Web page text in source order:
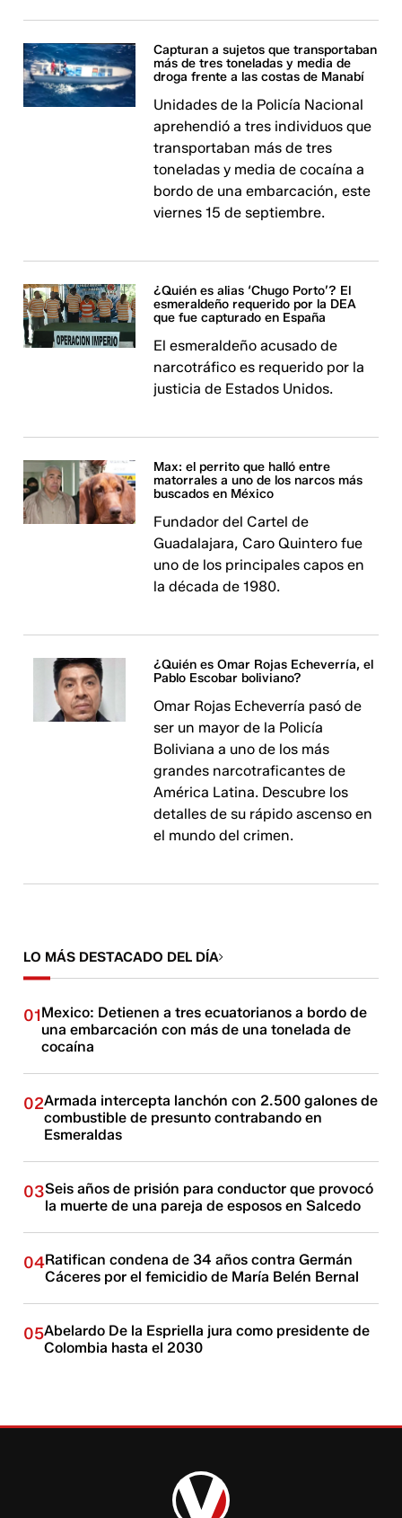
Capturan a sujetos que transportaban
más de tres toneladas y media de
droga frente a las costas de Manabí
Unidades de la Policía Nacional
aprehendió a tres individuos que
transportaban más de tres
toneladas y media de cocaína a
bordo de una embarcación, este
viernes 15 de septiembre.
¿Quién es alias ‘Chugo Porto’? El
esmeraldeño requerido por la DEA
que fue capturado en España
El esmeraldeño acusado de
narcotráfico es requerido por la
justicia de Estados Unidos.
Max: el perrito que halló entre
matorrales a uno de los narcos más
buscados en México
Fundador del Cartel de
Guadalajara, Caro Quintero fue
uno de los principales capos en
la década de 1980.
¿Quién es Omar Rojas Echeverría, el
Pablo Escobar boliviano?
Omar Rojas Echeverría pasó de
ser un mayor de la Policía
Boliviana a uno de los más
grandes narcotraficantes de
América Latina. Descubre los
detalles de su rápido ascenso en
el mundo del crimen.
LO MÁS DESTACADO DEL DÍA
01Mexico: Detienen a tres ecuatorianos a bordo de
una embarcación con más de una tonelada de
cocaína
02Armada intercepta lanchón con 2.500 galones de
combustible de presunto contrabando en
Esmeraldas
03Seis años de prisión para conductor que provocó
la muerte de una pareja de esposos en Salcedo
04Ratifican condena de 34 años contra Germán
Cáceres por el femicidio de María Belén Bernal
05Abelardo De la Espriella jura como presidente de
Colombia hasta el 2030